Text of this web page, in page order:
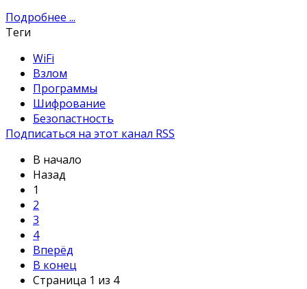
Подробнее ...
Теги
WiFi
Взлом
Программы
Шифрование
Безопастность
Подписаться на этот канал RSS
В начало
Назад
1
2
3
4
Вперёд
В конец
Страница 1 из 4